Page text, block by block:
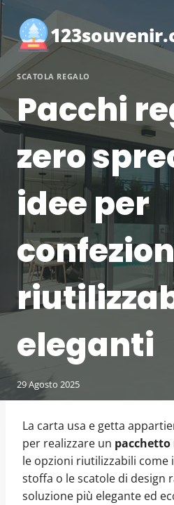
Salta
contenuto
SCATOLA REGALO
Pacchi
zero
idee per
eleganti
29 Agosto 2025
La carta usa e getta
per realizzare un pacchetto
le opzioni riutilizzabili come
stoffa o le scatole di design
soluzione più elegante ed